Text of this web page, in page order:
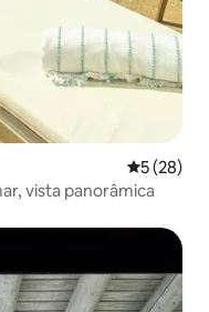
5 de uma
5 (28)
vista panorâmica